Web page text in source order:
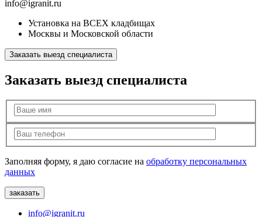
info@igranit.ru
Установка на ВСЕХ кладбищах
Москвы и Московской области
Заказать выезд специалиста
Заказать выезд специалиста
Заполняя форму, я даю согласие на обработку персональных
данных
info@igranit.ru